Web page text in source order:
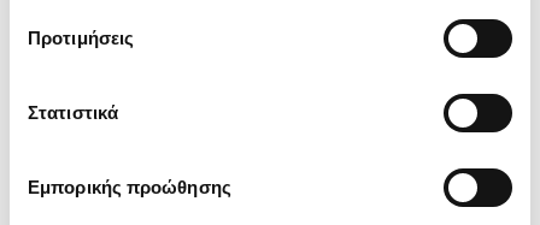
Προτιμήσεις
Στατιστικά
Εμπορικής προώθησης